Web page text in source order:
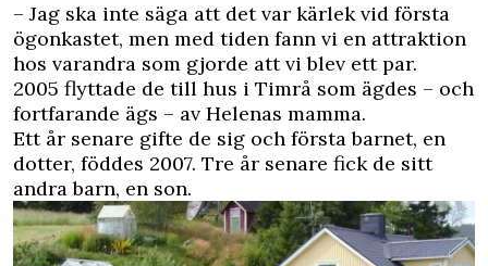
– Jag ska inte säga att det var kärlek vid första
ögonkastet, men med tiden fann vi en attraktion
hos varandra som gjorde att vi blev ett par.
2005 flyttade de till hus i ­Timrå som ägdes – och
fortfarande ägs – av Helenas mamma.
Ett år senare gifte de sig och första barnet, en
dotter, föddes 2007. Tre år senare fick de sitt
andra barn, en son.